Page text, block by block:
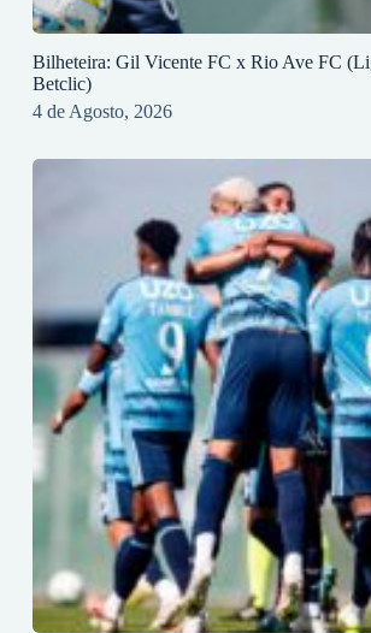
Bilheteira: Gil Vicente FC x Rio Ave FC
Betclic)
4 de Agosto, 2026